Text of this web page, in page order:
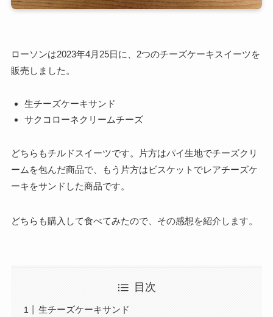
ローソンは2023年4月25日に、2つのチーズケーキスイーツを
販売しました。
生チーズケーキサンド
サクコローネクリームチーズ
どちらもチルドスイーツです。片方はパイ生地でチーズクリ
ームを包んだ商品で、もう片方はビスケットでレアチーズケ
ーキをサンドした商品です。
どちらも購入して食べてみたので、その感想を紹介します。
目次
生チーズケーキサンド